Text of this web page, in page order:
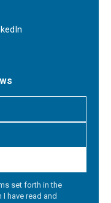
set forth in the
have read and